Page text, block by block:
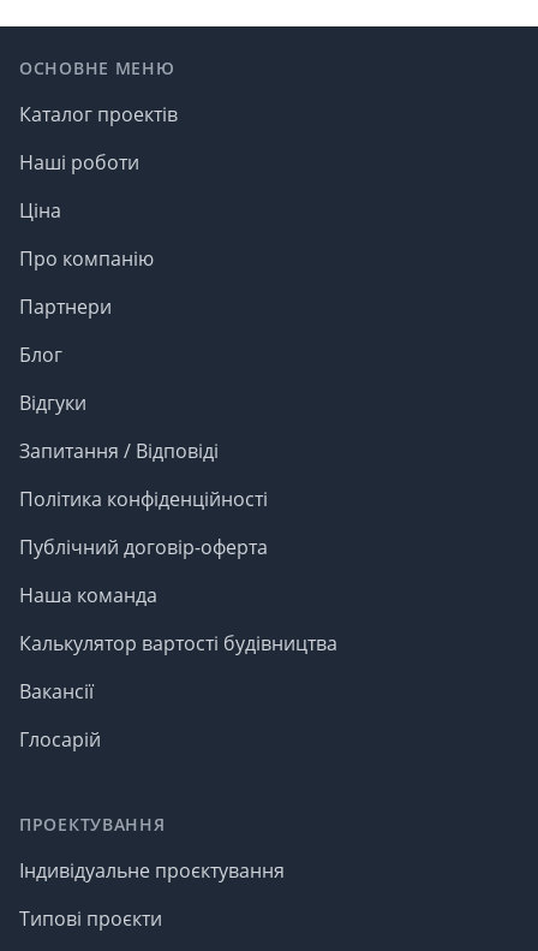
ОСНОВНЕ МЕНЮ
Каталог проектів
Наші роботи
Ціна
Про компанію
Партнери
Блог
Відгуки
Запитання / Відповіді
Політика конфіденційності
Публічний договір-оферта
Наша команда
Калькулятор вартості будівництва
Вакансії
Глосарій
ПРОЕКТУВАННЯ
Індивідуальне проєктування
Типові проєкти